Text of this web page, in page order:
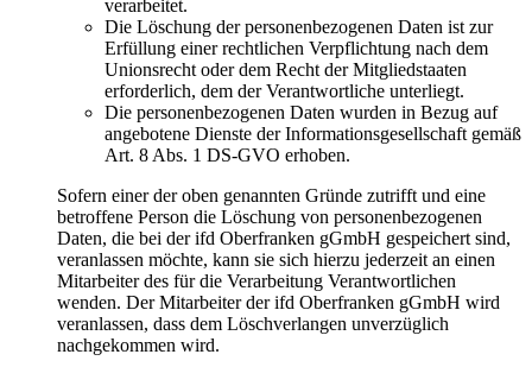
verarbeitet.
Die Löschung der personenbezogenen Daten ist zur
Erfüllung einer rechtlichen Verpflichtung nach dem
Unionsrecht oder dem Recht der Mitgliedstaaten
erforderlich, dem der Verantwortliche unterliegt.
Die personenbezogenen Daten wurden in Bezug auf
angebotene Dienste der Informationsgesellschaft gemäß
Art. 8 Abs. 1 DS-GVO erhoben.
Sofern einer der oben genannten Gründe zutrifft und eine
betroffene Person die Löschung von personenbezogenen
Daten, die bei der ifd Oberfranken gGmbH gespeichert sind,
veranlassen möchte, kann sie sich hierzu jederzeit an einen
Mitarbeiter des für die Verarbeitung Verantwortlichen
wenden. Der Mitarbeiter der ifd Oberfranken gGmbH wird
veranlassen, dass dem Löschverlangen unverzüglich
nachgekommen wird.